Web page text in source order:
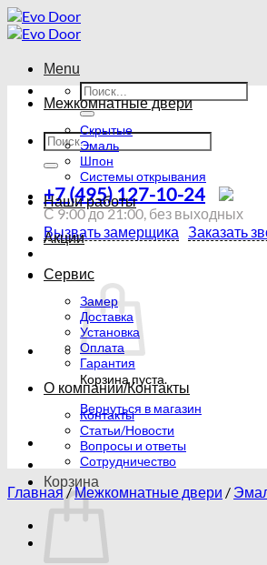
Skip
to
Menu
Искать:
Искать:
+7 (495) 127-10-24
С 9:00 до 21:00, без выходных
Вызвать замерщика Заказать
Корзина пуста.
Вернуться в магазин
Корзина
Межкомнатные двери
Скрытые
Эмаль
Шпон
Системы открывания
Наши работы
Акции
Сервис
Замер
Доставка
Установка
Оплата
Гарантия
О компании/Контакты
Контакты
Статьи/Новости
Вопросы и ответы
Сотрудничество
Главная/Межкомнатные двери /